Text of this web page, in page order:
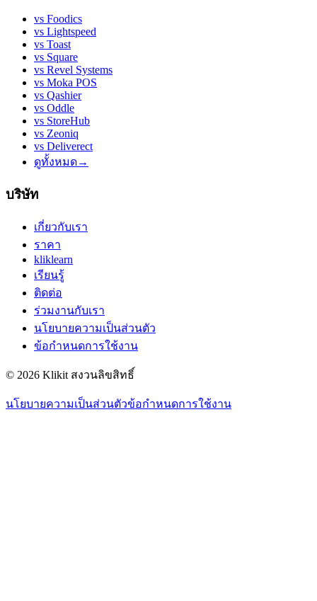
vs Foodics
vs Lightspeed
vs Toast
vs Square
vs Revel Systems
vs Moka POS
vs Qashier
vs Oddle
vs StoreHub
vs Zeoniq
vs Deliverect
ดูทั้งหมด→
บริษัท
เกี่ยวกับเรา
ราคา
kliklearn
เรียนรู้
ติดต่อ
ร่วมงานกับเรา
นโยบายความเป็นส่วนตัว
ข้อกำหนดการใช้งาน
© 2026 Klikit สงวนลิขสิทธิ์
นโยบายความเป็นส่วนตัวข้อกำหนดการใช้งาน